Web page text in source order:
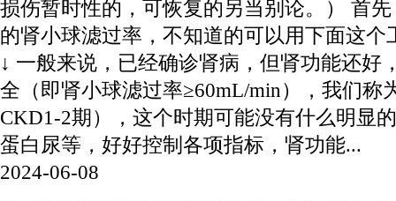
损伤暂时性的，可恢复的另当别论。） 首
的肾小球滤过率，不知道的可以用下面这个
↓ 一般来说，已经确诊肾病，但肾功能还好
全（即肾小球滤过率≥60mL/min），我们称
CKD1-2期），这个时期可能没有什么明显
蛋白尿等，好好控制各项指标，肾功能...
2024-06-08